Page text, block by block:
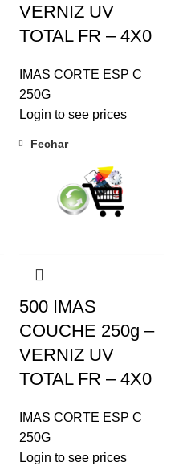
VERNIZ UV
TOTAL FR – 4X0
IMAS CORTE ESP C
250G
Login to see prices
Fechar
500 IMAS
COUCHE 250g –
VERNIZ UV
TOTAL FR – 4X0
IMAS CORTE ESP C
250G
Login to see prices